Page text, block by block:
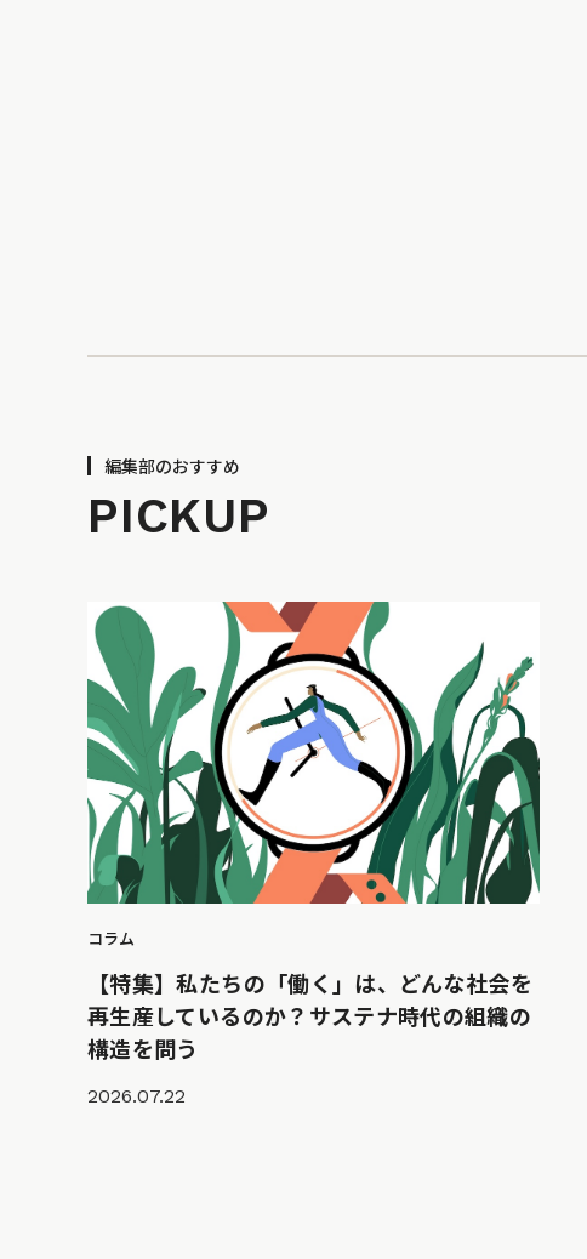
編集部のおすすめ
PICKUP
コラム
【特集】私たちの「働く」は、どんな社会を
再生産しているのか？サステナ時代の組織の
構造を問う
2026.07.22